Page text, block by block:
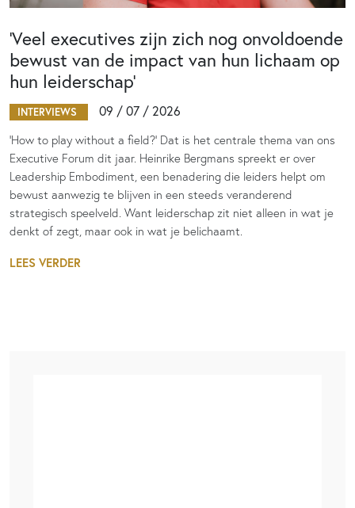
‘Veel executives zijn zich nog onvoldoende
bewust van de impact van hun lichaam op
hun leiderschap’
INTERVIEWS 09 / 07 / 2026
‘How to play without a field?’ Dat is het centrale thema van ons
Executive Forum dit jaar. Heinrike Bergmans spreekt er over
Leadership Embodiment, een benadering die leiders helpt om
bewust aanwezig te blijven in een steeds veranderend
strategisch speelveld. Want leiderschap zit niet alleen in wat je
denkt of zegt, maar ook in wat je belichaamt.
LEES VERDER